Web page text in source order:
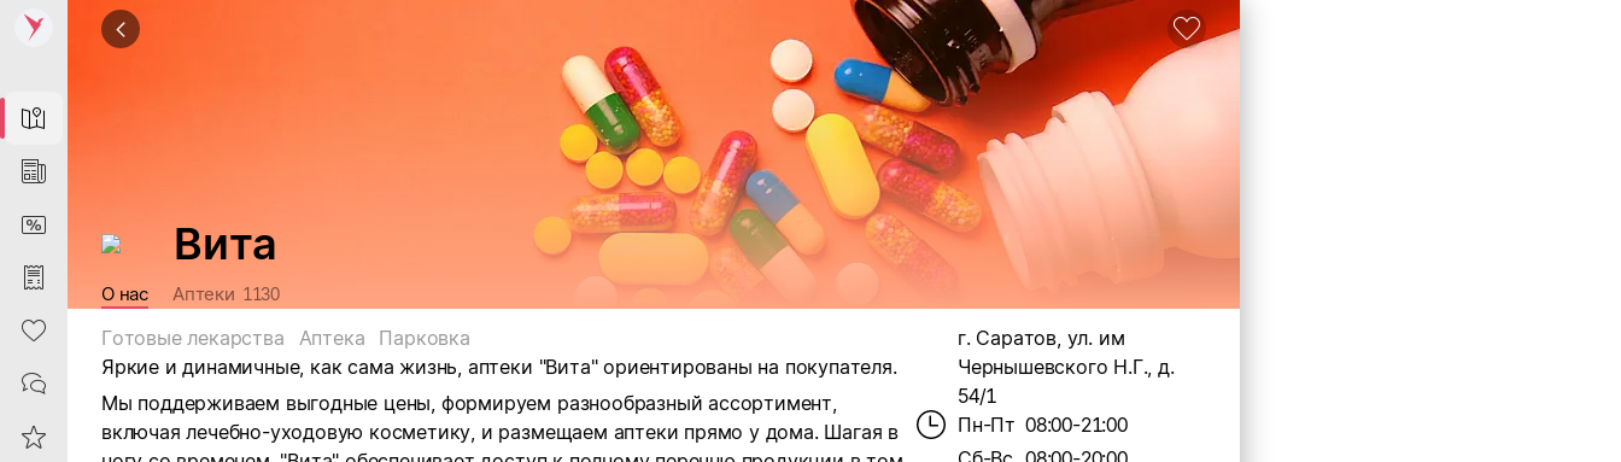
Map
News
DiscountCard
Purchases
Heart
Contacts
Reviews
Вита
О нас Аптеки 1130
Готовые лекарства Аптека
Парковка
Яркие и динамичные, как сама жизнь, аптеки "Вита" ориентированы на покупателя.
Мы поддерживаем выгодные цены, формируем разнообразный ассортимент,
включая лечебно-уходовую косметику, и размещаем аптеки прямо у дома. Шагая в
г. Саратов, ул. им
Чернышевского Н.Г., д.
54/1
Пн-Пт 08:00-21:00